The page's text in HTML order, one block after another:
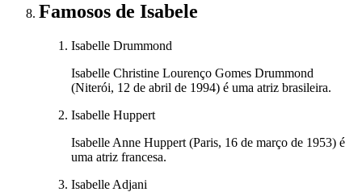
Famosos de Isabele
Isabelle Drummond
Isabelle Christine Lourenço Gomes Drummond
(Niterói, 12 de abril de 1994) é uma atriz brasileira.
Isabelle Huppert
Isabelle Anne Huppert (Paris, 16 de março de 1953) é
uma atriz francesa.
Isabelle Adjani